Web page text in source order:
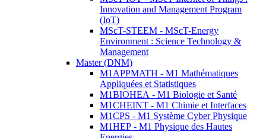
Innovation and Management Program
(IoT)
MScT-STEEM - MScT-Energy
Environment : Science Technology &
Management
Master (DNM)
M1APPMATH - M1 Mathématiques
Appliquées et Statistiques
M1BIOHEA - M1 Biologie et Santé
M1CHEINT - M1 Chimie et Interfaces
M1CPS - M1 Système Cyber Physique
M1HEP - M1 Physique des Hautes